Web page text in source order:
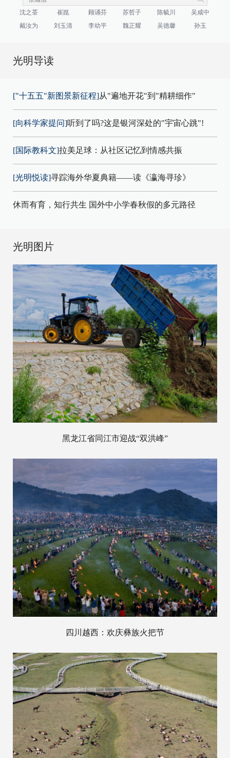
沈之荃 崔崑 顾诵芬 苏哲子 陈毓川
吴咸中
戴汝为
刘玉清 李幼平 魏正耀 吴德馨 孙玉
光明导读
["十五五"新图景新征程]从"遍地开花"到"精耕细作"
[向科学家提问]听到了吗?这是银河深处的"宇宙心跳"!
[国际教科文]拉美足球：从社区记忆到情感共振
[光明悦读]寻踪海外华夏典籍——读《瀛海寻珍》
休而有育，知行共生 国外中小学春秋假的多元路径
光明图片
黑龙江省同江市迎战“双洪峰”
四川越西：欢庆彝族火把节